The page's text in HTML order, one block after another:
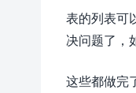
表的列表可
决问题了，
这些都做完